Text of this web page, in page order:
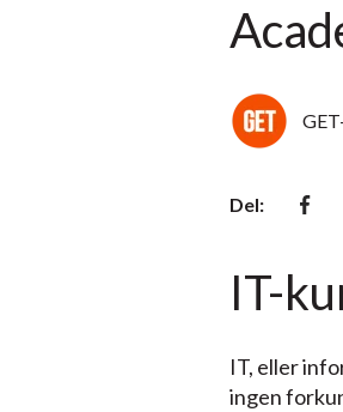
Del:
IT-
IT, eller
ingen